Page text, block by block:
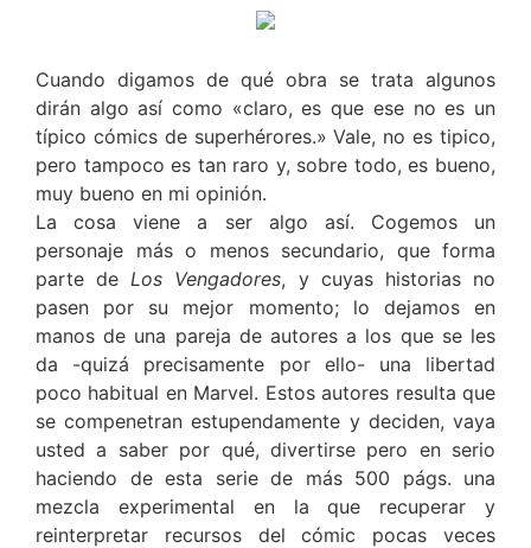
Cuando digamos de qué obra se trata algunos
dirán algo así como «claro, es que ese no es un
típico cómics de superhérores.» Vale, no es tipico,
pero tampoco es tan raro y, sobre todo, es bueno,
muy bueno en mi opinión.
La cosa viene a ser algo así. Cogemos un
personaje más o menos secundario, que forma
parte de Los Vengadores, y cuyas historias no
pasen por su mejor momento; lo dejamos en
manos de una pareja de autores a los que se les
da -quizá precisamente por ello- una libertad
poco habitual en Marvel. Estos autores resulta que
se compenetran estupendamente y deciden, vaya
usted a saber por qué, divertirse pero en serio
haciendo de esta serie de más 500 págs. una
mezcla experimental en la que recuperar y
reinterpretar recursos del cómic pocas veces